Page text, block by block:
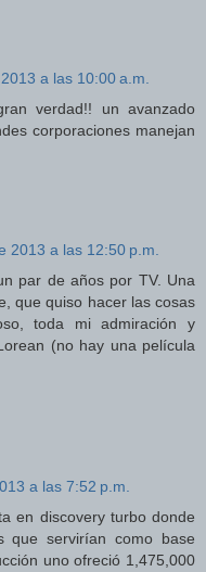
a las 10:00 a.m.
verdad!! un avanzado
corporaciones manejan
2013 a las 12:50 p.m.
par de años por TV. Una
que quiso hacer las cosas
toda mi admiración y
(no hay una película
a las 7:52 p.m.
en discovery turbo donde
que servirían como base
uno ofreció 1,475,000